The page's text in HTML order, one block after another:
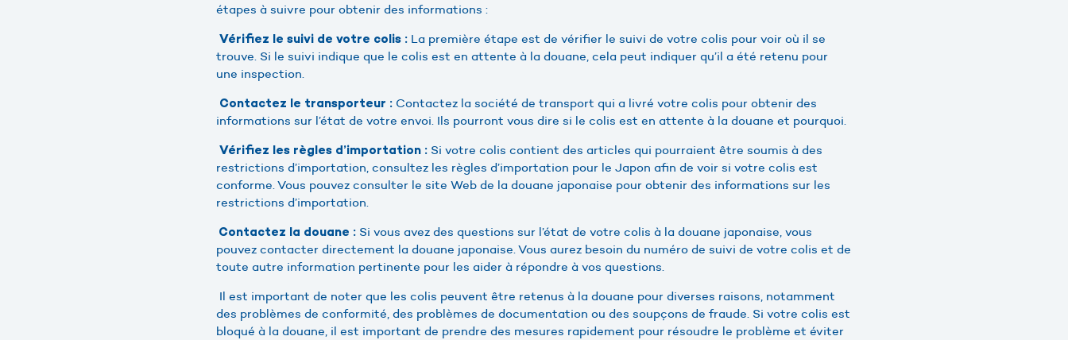
étapes à suivre pour obtenir des informations :
Vérifiez le suivi de votre colis : La première étape est de vérifier le suivi de votre colis pour voir où il se
trouve. Si le suivi indique que le colis est en attente à la douane, cela peut indiquer qu’il a été retenu pour
une inspection.
Contactez le transporteur : Contactez la société de transport qui a livré votre colis pour obtenir des
informations sur l’état de votre envoi. Ils pourront vous dire si le colis est en attente à la douane et pourquoi.
Vérifiez les règles d’importation : Si votre colis contient des articles qui pourraient être soumis à des
restrictions d’importation, consultez les règles d’importation pour le Japon afin de voir si votre colis est
conforme. Vous pouvez consulter le site Web de la douane japonaise pour obtenir des informations sur les
restrictions d’importation.
Contactez la douane : Si vous avez des questions sur l’état de votre colis à la douane japonaise, vous
pouvez contacter directement la douane japonaise. Vous aurez besoin du numéro de suivi de votre colis et de
toute autre information pertinente pour les aider à répondre à vos questions.
Il est important de noter que les colis peuvent être retenus à la douane pour diverses raisons, notamment
des problèmes de conformité, des problèmes de documentation ou des soupçons de fraude. Si votre colis est
bloqué à la douane, il est important de prendre des mesures rapidement pour résoudre le problème et éviter